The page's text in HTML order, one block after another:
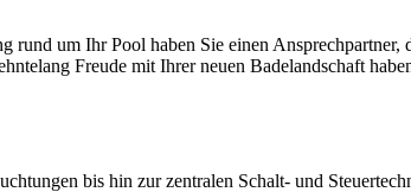
um Ihr Pool haben Sie einen Ansprechpartner,
Freude mit Ihrer neuen Badelandschaft
bis hin zur zentralen Schalt- und